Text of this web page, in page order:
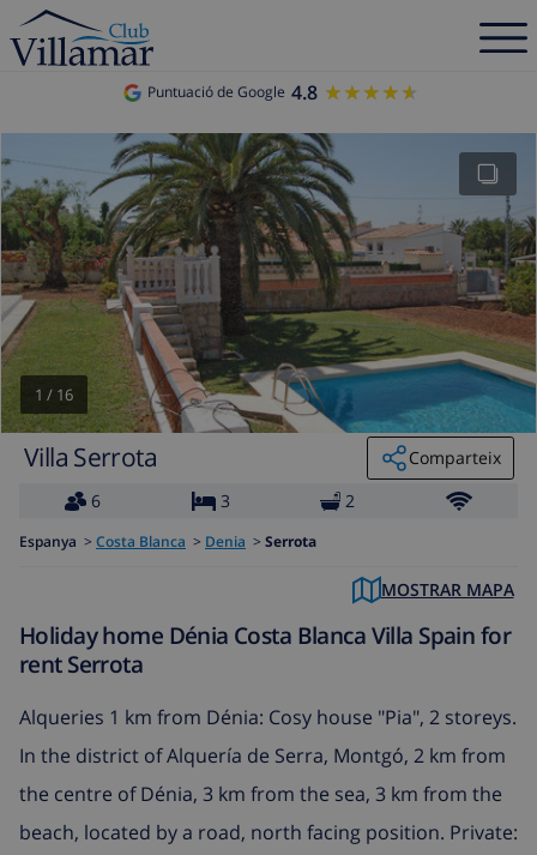
Puntuació de Google 4.8 ★★★★★
★★★★★
1 / 16
Villa Serrota
Comparteix
6
3 2
Espanya > Costa Blanca > Denia > Serrota
MOSTRAR MAPA
Holiday home Dénia Costa Blanca Villa Spain for
rent Serrota
Alqueries 1 km from Dénia: Cosy house "Pia", 2 storeys.
In the district of Alquería de Serra, Montgó, 2 km from
the centre of Dénia, 3 km from the sea, 3 km from the
beach, located by a road, north facing position. Private: